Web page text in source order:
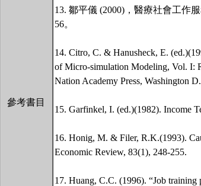
參考書目
13. 鄒平儀 (2000)，醫療社會工作
56。
14. Citro, C. & Hanusheck, E.
of Micro-simulation Modeling, Vol. I:
Nation Academy Press, Washington
15. Garfinkel, I. (ed.)(1982). Income
16. Honig, M. & Filer, R.K.(1993).
Economic Review, 83(1), 248-255.
17. Huang, C.C. (1996). “Job